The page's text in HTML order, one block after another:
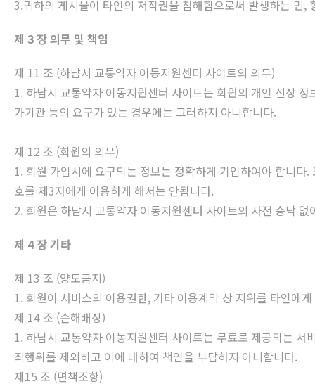
3.귀하의 게시물이 타인의 저작권을 침해함으로써 발생하는 민
제 3 장 의무 및 책임
제 11 조 (하남시 교통약자 이동지원센터 사이트의 의무)
1. 하남시 교통약자 이동지원센터 사이트는 회원의 개인 신상
가기관 등의 요구가 있는 경우에는 그러하지 아니합니다.
제 12 조 (회원의 의무)
1. 회원 가입시에 요구되는 정보는 정확하게 기입하여야 합니
호를 제3자에게 이용하게 해서는 안됩니다.
2. 회원은 하남시 교통약자 이동지원센터 사이트의 사전 승낙
제 4 장 기타
제 13 조 (양도금지)
1. 회원이 서비스의 이용권한, 기타 이용계약 상 지위를 타인에
제 14 조 (손해배상)
1. 하남시 교통약자 이동지원센터 사이트는 무료로 제공되는
죄행위를 제외하고 이에 대하여 책임을 부담하지 아니합니다.
제15 조 (면책조항)